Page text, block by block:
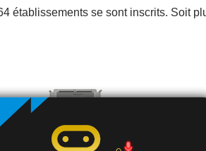
établissements se sont inscrits. Soit